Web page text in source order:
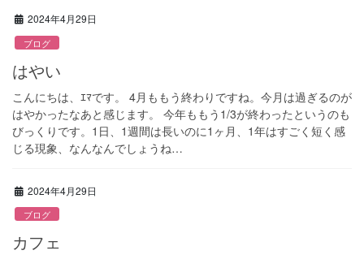
2024年4月29日
ブログ
はやい
こんにちは、ｴﾏです。 4月ももう終わりですね。今月は過ぎるのが
はやかったなあと感じます。 今年ももう1/3が終わったというのも
びっくりです。1日、1週間は長いのに1ヶ月、1年はすごく短く感
じる現象、なんなんでしょうね…
2024年4月29日
ブログ
カフェ